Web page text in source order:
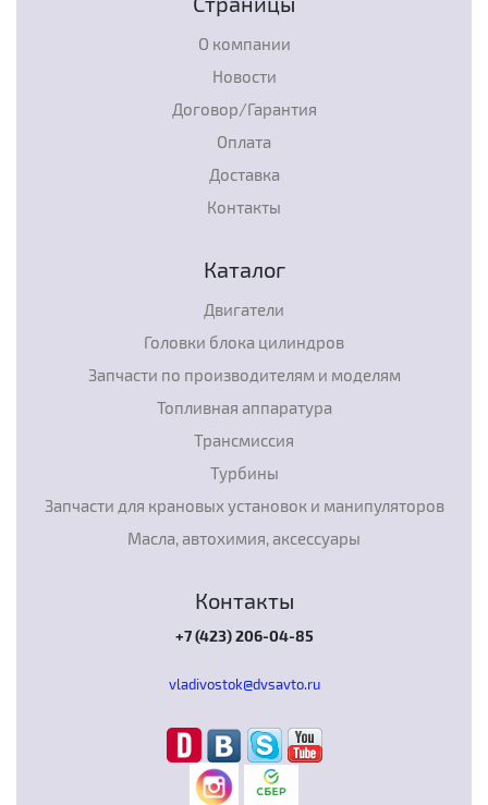
О компании
Новости
Договор/Гарантия
Оплата
Доставка
Контакты
Каталог
Двигатели
Головки блока цилиндров
Запчасти по производителям и моделям
Топливная аппаратура
Трансмиссия
Турбины
Запчасти для крановых установок и манипуляторов
Масла, автохимия, аксессуары
Контакты
+7 (423) 206-04-85
vladivostok@dvsavto.ru